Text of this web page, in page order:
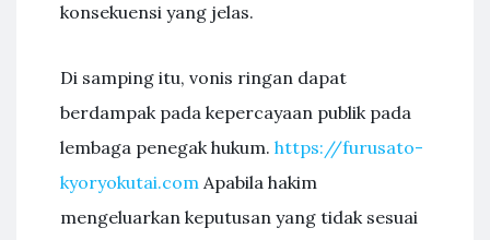
konsekuensi yang jelas.
Di samping itu, vonis ringan dapat
berdampak pada kepercayaan publik pada
lembaga penegak hukum. https://furusato-
kyoryokutai.com Apabila hakim
mengeluarkan keputusan yang tidak sesuai